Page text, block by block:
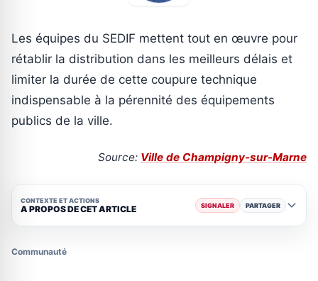
Les équipes du SEDIF mettent tout en œuvre pour
rétablir la distribution dans les meilleurs délais et
limiter la durée de cette coupure technique
indispensable à la pérennité des équipements
publics de la ville.
Source: Ville de Champigny-sur-Marne
CONTEXTE ET ACTIONS
A PROPOS DE CET ARTICLE SIGNALER PARTAGER
Communauté